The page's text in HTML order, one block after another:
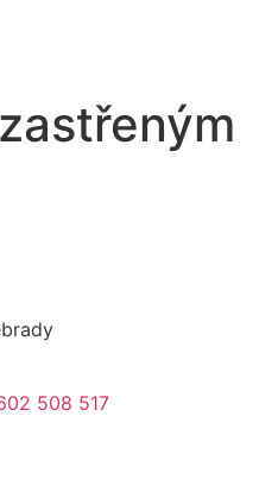
508 517